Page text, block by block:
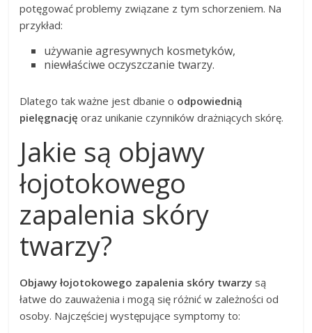
potęgować problemy związane z tym schorzeniem. Na
przykład:
używanie agresywnych kosmetyków,
niewłaściwe oczyszczanie twarzy.
Dlatego tak ważne jest dbanie o odpowiednią
pielęgnację oraz unikanie czynników drażniących skórę.
Jakie są objawy
łojotokowego
zapalenia skóry
twarzy?
Objawy łojotokowego zapalenia skóry twarzy są
łatwe do zauważenia i mogą się różnić w zależności od
osoby. Najczęściej występujące symptomy to: